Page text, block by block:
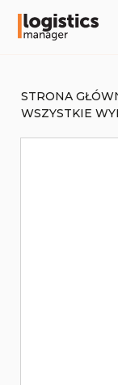
STRONA
WSZYSTKIE